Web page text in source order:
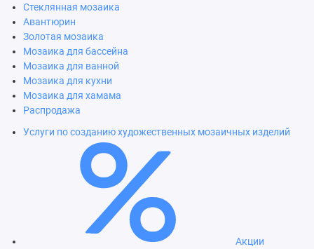
Стеклянная мозаика
Авантюрин
Золотая мозаика
Мозаика для бассейна
Мозаика для ванной
Мозаика для кухни
Мозаика для хамама
Распродажа
Услуги по созданию художественных мозаичных изделий
Акции